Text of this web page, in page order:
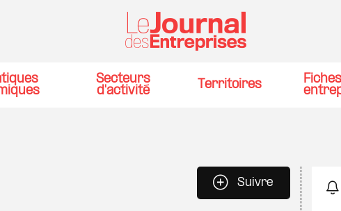
Secteurs
d'activité
Territoires
Fiches
Suivre